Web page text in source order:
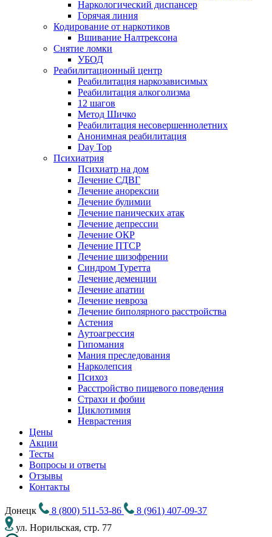
Наркологический диспансер
Горячая линия
Кодирование от наркотиков
Вшивание Налтрексона
Снятие ломки
УБОД
Реабилитационный центр
Реабилитация наркозависимых
Реабилитация алкоголизма
12 шагов
Метод Шичко
Реабилитация несовершеннолетних
Анонимная реабилитация
Day Top
Психиатрия
Психиатр на дом
Лечение СДВГ
Лечение анорексии
Лечение булимии
Лечение панических атак
Лечение депрессии
Лечение ОКР
Лечение ПТСР
Лечение шизофрении
Синдром Туретта
Лечение деменции
Лечение апатии
Лечение невроза
Лечение биполярного расстройства
Астения
Аутоагрессия
Гипомания
Мания преследования
Нарколепсия
Психоз
Расстройство пищевого поведения
Cтрахи и фобии
Циклотимия
Неврастения
Цены
Акции
Тесты
Вопросы и ответы
Отзывы
Контакты
Донецк 8 (800) 511-53-86
8 (961) 407-09-37
ул. Норильская, стр. 77